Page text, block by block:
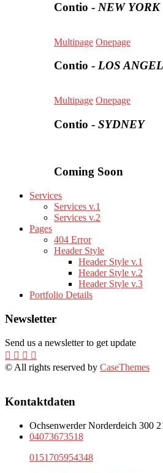
Contio - NEW YORK
Multipage Onepage
Contio - LOS
Multipage Onepage
Contio - SYDNEY
Coming Soon
Services
Services v.1
Services v.2
Pages
404 Error
Header Style
Header Style v.1
Header Style v.2
Header Style v.3
Portfolio Details
Newsletter
Send us a newsletter to get update
© All rights reserved by CaseThemes
Kontaktdaten
Ochsenwerder Norderdeich 300
04073673518
0151705954348